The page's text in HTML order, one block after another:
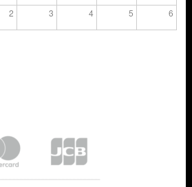
2 3 4 5 6